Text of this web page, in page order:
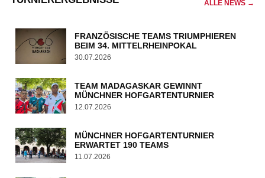
ALLE NEWS →
FRANZÖSISCHE TEAMS TRIUMPHIEREN
BEIM 34. MITTELRHEINPOKAL
30.07.2026
TEAM MADAGASKAR GEWINNT
MÜNCHNER HOFGARTENTURNIER
12.07.2026
MÜNCHNER HOFGARTENTURNIER
ERWARTET 190 TEAMS
11.07.2026